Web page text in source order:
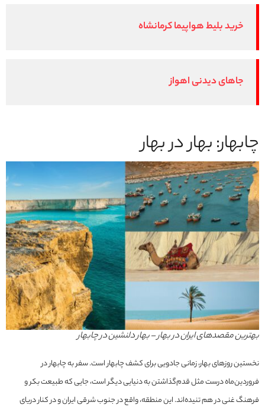
خرید بلیط هواپیما کرمانشاه
جاهای دیدنی اهواز
چابهار: بهار در بهار
بهترین مقصدهای ایران در بهار – بهار دلنشین در چابهار
نخستین روزهای بهار، زمانی جادویی برای کشف چابهار است. سفر به چابهار در
فروردین‌ماه درست مثل قدم‌گذاشتن به دنیایی دیگر است، جایی که طبیعت بکر و
فرهنگ غنی در هم تنیده‌اند. این منطقه، واقع در جنوب شرقی ایران و در کنار دریای